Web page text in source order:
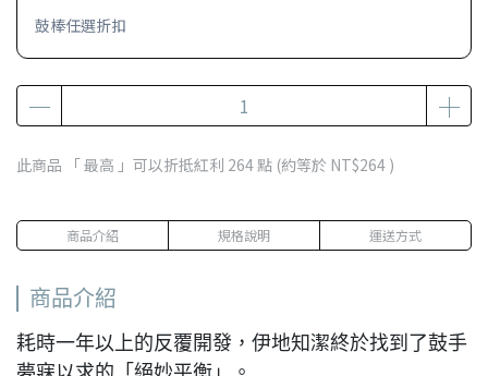
鼓棒任選折扣
此商品 「 最高 」可以折抵紅利 264點 (約等於 NT$264 )
商品介紹 規格說明 運送方式
商品介紹
耗時一年以上的反覆開發，伊地知潔終於找到了鼓手